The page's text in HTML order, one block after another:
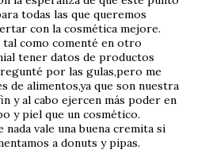
todas las que queremos
con la cosmética mejore.
como comenté en otro
tener datos de productos
por las gulas,pero me
de alimentos,ya que son nuestra
y al cabo ejercen más poder en
y piel que un cosmético.
nada vale una buena cremita si
a donuts y pipas.